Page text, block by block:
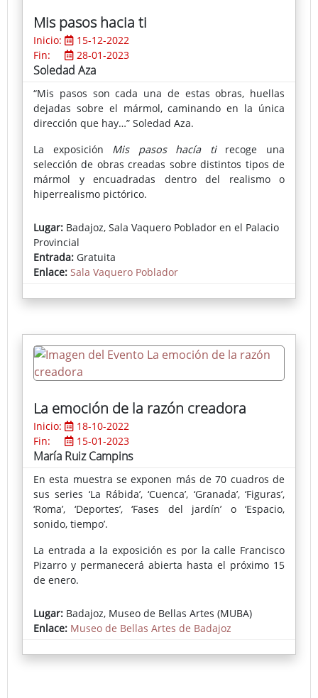
Mis pasos hacia ti
Inicio:
15-12-2022
Fin:
28-01-2023
Soledad Aza
“Mis pasos son cada una de estas obras, huellas
dejadas sobre el mármol, caminando en la única
dirección que hay…” Soledad Aza.
La exposición Mis pasos hacía tirecoge una
selección de obras creadas sobre distintos tipos de
mármol y encuadradas dentro del realismo o
hiperrealismo pictórico.
Lugar: Badajoz, Sala Vaquero Poblador en el Palacio
Provincial
Entrada: Gratuita
Enlace: Sala Vaquero Poblador
La emoción de la razón creadora
Inicio:
18-10-2022
Fin:
15-01-2023
María Ruiz Campins
En esta muestra se exponen más de 70 cuadros de
sus series ‘La Rábida’, ‘Cuenca’, ‘Granada’, ‘Figuras’,
‘Roma’, ‘Deportes’, ‘Fases del jardín’ o ‘Espacio,
sonido, tiempo’.
La entrada a la exposición es por la calle Francisco
Pizarro y permanecerá abierta hasta el próximo 15
de enero.
Lugar: Badajoz, Museo de Bellas Artes (MUBA)
Enlace: Museo de Bellas Artes de Badajoz